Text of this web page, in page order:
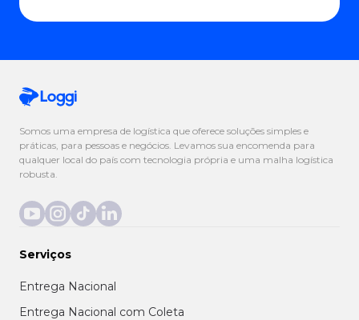
Somos uma empresa de logística que oferece soluções simples e
práticas, para pessoas e negócios. Levamos sua encomenda para
qualquer local do país com tecnologia própria e uma malha logística
robusta.
Serviços
Entrega Nacional
Entrega Nacional com Coleta